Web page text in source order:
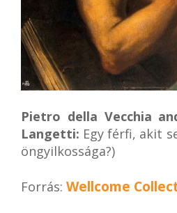
Pietro della Vecchia
Langetti: Egy férfi, akit
öngyilkossága?)
Forrás: Wellcome